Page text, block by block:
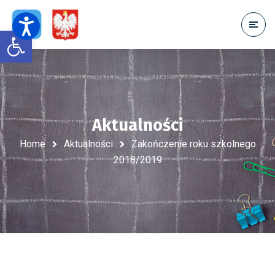
Open toolbar
Aktualności
Home Aktualności
Zakończenie roku szkolnego
2018/2019